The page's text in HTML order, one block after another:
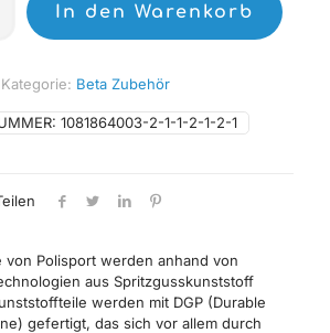
In den Warenkorb
1081864003-2-1-1-2-1-2-1
Kategorie: Beta Zubehör
von Polisport werden anhand von
aus Spritzgusskunststoff
werden mit DGP (Durable
gefertigt, das sich vor allem durch